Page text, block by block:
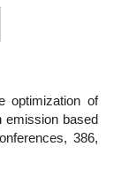
optimization of
emission based
386,